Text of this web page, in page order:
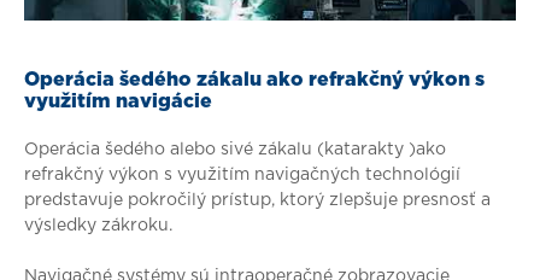
Operácia šedého zákalu ako refrakčný výkon s
využitím navigácie
Operácia šedého alebo sivé zákalu (katarakty )ako
refrakčný výkon s využitím navigačných technológií
predstavuje pokročilý prístup, ktorý zlepšuje presnosť a
výsledky zákroku.
Navigačné systémy sú intraoperačné zobrazovacie